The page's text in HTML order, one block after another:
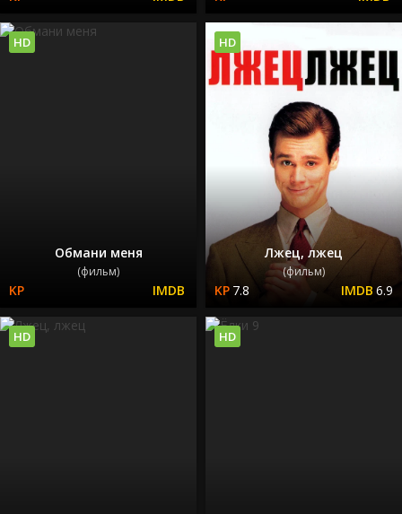
Обмани меня
(фильм)
HD
Лжец, лжец
(фильм)
7.8 6.9
HD
HD HD